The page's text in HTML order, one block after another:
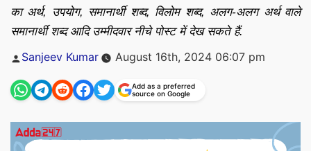
का अर्थ, उपयोग, समानार्थी शब्द, विलोम शब्द, अलग-अलग अर्थ वाले
समानार्थी शब्द आदि उम्मीदवार नीचे पोस्ट में देख सकते हैं.
Posted
Sanjeev Kumar August 16th, 2024 06:07 pm
Add as a preferred
source on Google